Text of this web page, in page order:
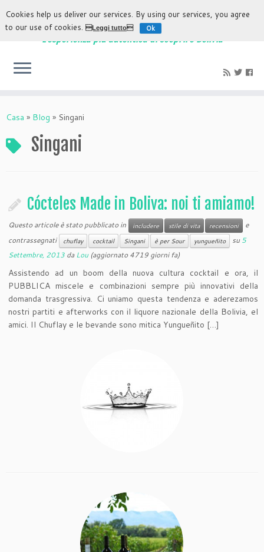
L'esperienza più autentica di scoprire Bolivia
Casa » Blog » Singani
Singani
Cócteles Made in Boliva: noi ti amiamo!
Questo articole è stato pubblicato in includere stile di vita recensioni
e
contrassegnati
chuflay cocktail Singani è per Sour yungueñito su5
Settembre, 2013 daLou(aggiornato 4719 giorni fa)
Assistendo ad un boom della nuova cultura cocktail e ora, il
PUBBLICA miscele e combinazioni sempre più innovativi della
domanda trasgressiva. Ci uniamo questa tendenza e aderezamos
nostri partiti e afterworks con il liquore nazionale della Bolivia, el
amici. Il Chuflay e le bevande sono mitica Yungueñito […]
Cookies help us deliver our services. By using our services, you agree
to our use of cookies.Leggi tutto Ok